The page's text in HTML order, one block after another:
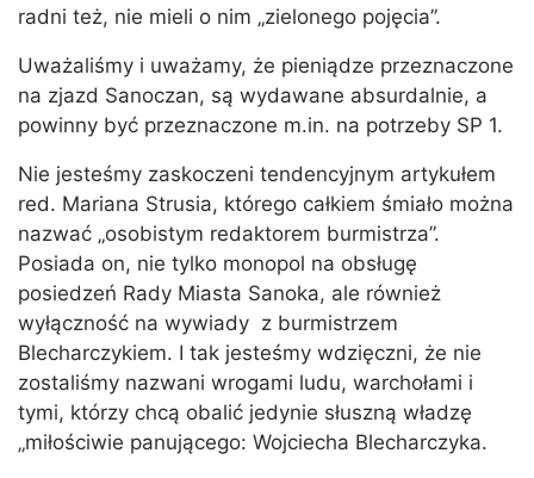
radni też, nie mieli o nim „zielonego pojęcia”.
Uważaliśmy i uważamy, że pieniądze przeznaczone
na zjazd Sanoczan, są wydawane absurdalnie, a
powinny być przeznaczone m.in. na potrzeby SP 1.
Nie jesteśmy zaskoczeni tendencyjnym artykułem
red. Mariana Strusia, którego całkiem śmiało można
nazwać „osobistym redaktorem burmistrza”.
Posiada on, nie tylko monopol na obsługę
posiedzeń Rady Miasta Sanoka, ale również
wyłączność na wywiady z burmistrzem
Blecharczykiem. I tak jesteśmy wdzięczni, że nie
zostaliśmy nazwani wrogami ludu, warchołami i
tymi, którzy chcą obalić jedynie słuszną władzę
„miłościwie panującego: Wojciecha Blecharczyka.